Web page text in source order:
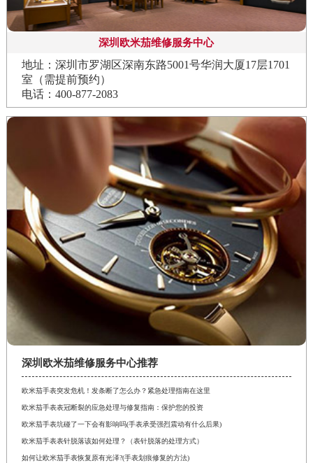
深圳欧米茄维修服务中心
地址：深圳市罗湖区深南东路5001号华润大厦17层1701
室（需提前预约）
电话：400-877-2083
深圳欧米茄维修服务中心推荐
欧米茄手表突发危机！发条断了怎么办？紧急处理指南在这里
欧米茄手表表冠断裂的应急处理与修复指南：保护您的投资
欧米茄手表坑碰了一下会有影响吗(手表承受强烈震动有什么后果)
欧米茄手表表针脱落该如何处理？（表针脱落的处理方式）
如何让欧米茄手表恢复原有光泽?(手表划痕修复的方法)